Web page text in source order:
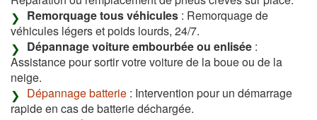
Remorquage tous véhicules : Remorquage de
véhicules légers et poids lourds, 24/7.
Dépannage voiture embourbée ou enlisée :
Assistance pour sortir votre voiture de la boue ou de la
neige.
Dépannage batterie : Intervention pour un démarrage
rapide en cas de batterie déchargée.